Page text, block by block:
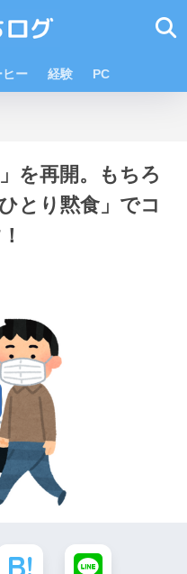
ヒー 経験 PC
を再開。もちろ
とり黙食」でコ